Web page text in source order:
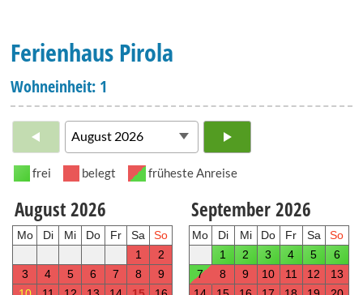
Ferienhaus Pirola
Wohneinheit: 1